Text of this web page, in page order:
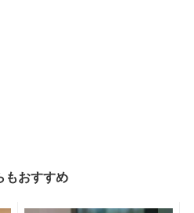
もおすすめ